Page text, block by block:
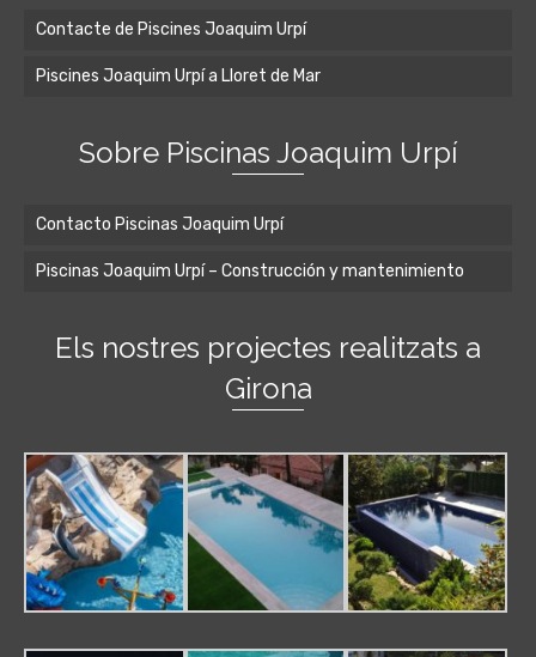
Contacte de Piscines Joaquim Urpí
Piscines Joaquim Urpí a Lloret de Mar
Sobre Piscinas Joaquim Urpí
Contacto Piscinas Joaquim Urpí
Piscinas Joaquim Urpí – Construcción y mantenimiento
Els nostres projectes realitzats a
Girona